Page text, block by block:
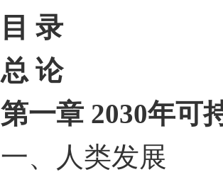
目 录
总 论
第一章 2030年可
一、人类发展